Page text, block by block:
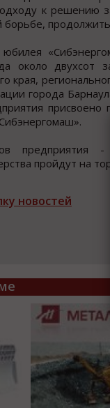
к решению
борьбе,
юбилея
около двухсот
края,
города
предприятия
пройдут на
новостей